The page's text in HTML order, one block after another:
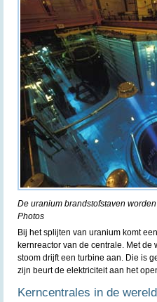
De uranium brandstofstaven
Photos
Bij het splijten van uranium komt
kernreactor van de centrale. Met
stoom drijft een turbine aan. Die is
zijn beurt de elektriciteit aan het
Kerncentrales in de wereld